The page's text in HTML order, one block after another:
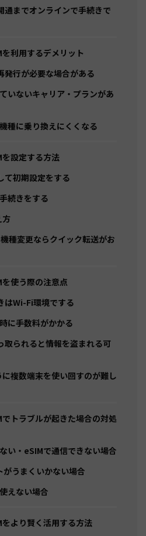
通までオンラインで手続きで
利用するデメリット
発行が必要な場合がある
いないキャリア・プランがあ
種に乗り換えにくくなる
設定する方法
て初期設定をする
続きをする
方
種変更ならクイック転送がお
使う際の注意点
はWi-Fi環境でする
に手数料がかかる
取られると情報を盗まれる可
複数端末を使い回すのが難し
トラブルが起きた場合の対処
い・eSIMで通信できない場合
がうまくいかない場合
えない場合
より賢く活用する方法